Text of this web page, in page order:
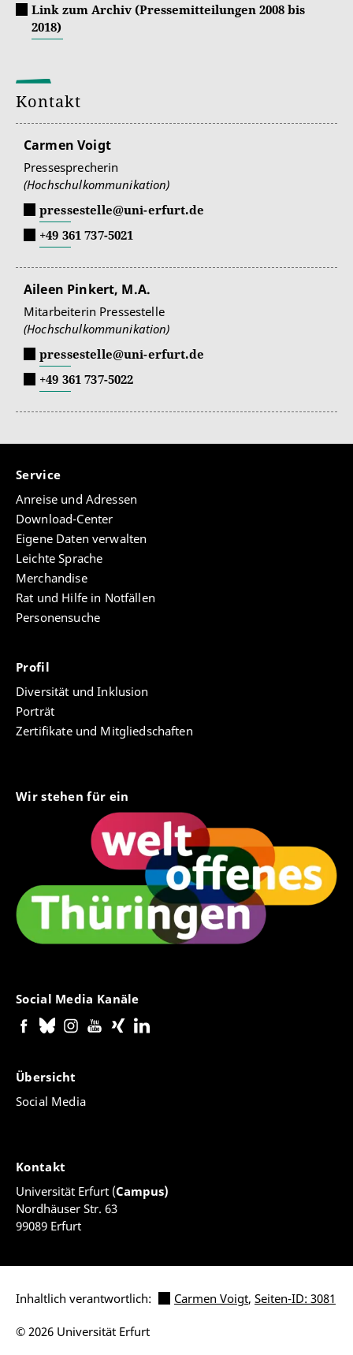
Link zum Archiv (Pressemitteilungen 2008 bis
2018)
Kontakt
Carmen Voigt
Pressesprecherin
(Hochschulkommunikation)
pressestelle@uni-erfurt.de
+49 361 737-5021
Aileen Pinkert, M.A.
Mitarbeiterin Pressestelle
(Hochschulkommunikation)
pressestelle@uni-erfurt.de
+49 361 737-5022
Service
Anreise und Adressen
Download-Center
Eigene Daten verwalten
Leichte Sprache
Merchandise
Rat und Hilfe in Notfällen
Personensuche
Profil
Diversität und Inklusion
Porträt
Zertifikate und Mitgliedschaften
Wir stehen für ein
Social Media Kanäle
Übersicht
Social Media
Kontakt
Universität Erfurt (Campus)
Nordhäuser Str. 63
99089 Erfurt
Inhaltlich verantwortlich: Carmen Voigt, Seiten-ID: 3081
© 2026 Universität Erfurt